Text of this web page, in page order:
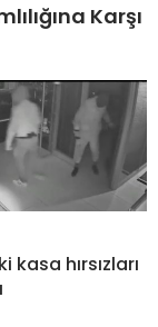
Karşı
kasa hırsızları